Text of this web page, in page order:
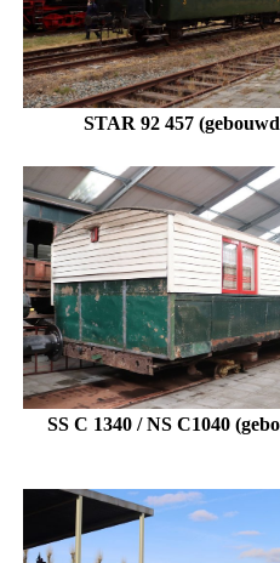
STAR 92 457
SS C 1340 / NS C1040